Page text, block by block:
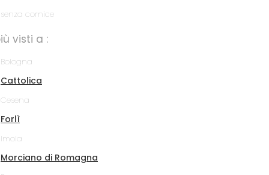
senza cornice
visti a :
Bologna
Cattolica
Cesena
Forlì
Imola
Morciano di Romagna